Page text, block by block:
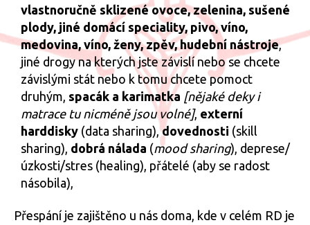
vlastnoručně sklizené ovoce, zelenina, sušené
plody, jiné domácí speciality, pivo, víno,
medovina, víno, ženy, zpěv, hudební nástroje,
jiné drogy na kterých jste závislí nebo se chcete
závislými stát nebo k tomu chcete pomoct
druhým, spacák a karimatka [nějaké deky i
matrace tu nicméně jsou volné], externí
harddisky (data sharing),dovednosti (skill
sharing), dobrá nálada (mood sharing), deprese/
úzkosti/stres (healing), přátelé (aby se radost
násobila),
Přespání je zajištěno u nás doma, kde v celém RD je